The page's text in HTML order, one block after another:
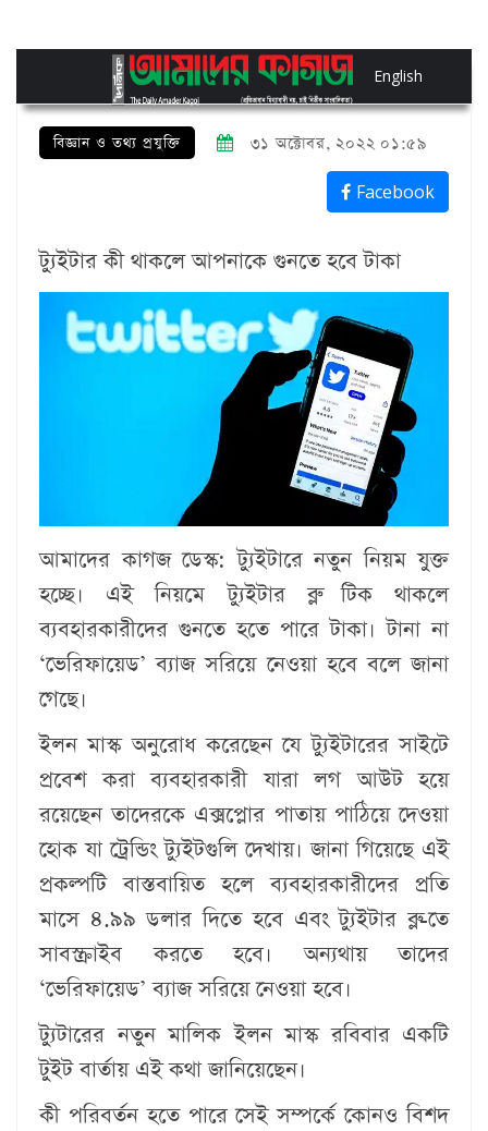
English
বিজ্ঞান ও তথ্য প্রযুক্তি ৩১ অক্টোবর, ২০২২ ০১:৫৯
Facebook
ট্যুইটার কী থাকলে আপনাকে গুনতে হবে টাকা
আমাদের কাগজ ডেস্ক: ট্যুইটারে নতুন নিয়ম যুক্ত
হচ্ছে। এই নিয়মে ট্যুইটার ব্লু টিক থাকলে
ব্যবহারকারীদের গুনতে হতে পারে টাকা। টানা না
‘ভেরিফায়েড’ ব্যাজ সরিয়ে নেওয়া হবে বলে জানা
গেছে।
ইলন মাস্ক অনুরোধ করেছেন যে ট্যুইটারের সাইটে
প্রবেশ করা ব্যবহারকারী যারা লগ আউট হয়ে
রয়েছেন তাদেরকে এক্সপ্লোর পাতায় পাঠিয়ে দেওয়া
হোক যা ট্রেন্ডিং ট্যুইটগুলি দেখায়। জানা গিয়েছে এই
প্রকল্পটি বাস্তবায়িত হলে ব্যবহারকারীদের প্রতি
মাসে ৪.৯৯ ডলার দিতে হবে এবং ট্যুইটার ব্লু-তে
সাবস্ক্রাইব করতে হবে। অন্যথায় তাদের
‘ভেরিফায়েড’ ব্যাজ সরিয়ে নেওয়া হবে।
ট্যুটারের নতুন মালিক ইলন মাস্ক রবিবার একটি
টুইট বার্তায় এই কথা জানিয়েছেন।
কী পরিবর্তন হতে পারে সেই সম্পর্কে কোনও বিশদ